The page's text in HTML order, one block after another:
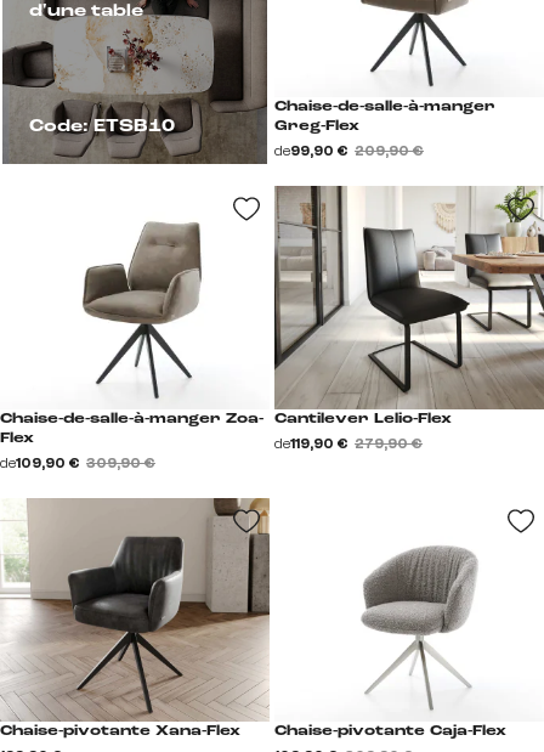
d'une table
Code: ETSB10
Chaise-de-salle-à-manger
Greg-Flex
de99,90 € 209,90 €
Chaise-de-salle-à-manger Zoa-
Flex
de109,90 € 309,90 €
Cantilever Lelio-Flex
de119,90 € 279,90 €
Chaise-pivotante Xana-Flex Chaise-pivotante Caja-Flex